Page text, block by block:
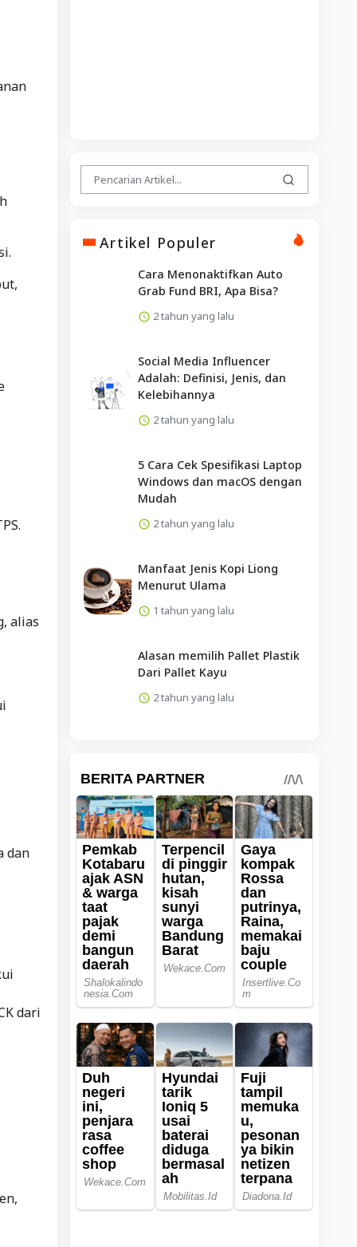
alias
dan
dari
Artikel Populer
Cara Menonaktifkan Auto
Grab Fund BRI, Apa Bisa?
2 tahun yang lalu
Social Media Influencer
Adalah: Definisi, Jenis, dan
Kelebihannya
2 tahun yang lalu
5 Cara Cek Spesifikasi Laptop
Windows dan macOS dengan
Mudah
2 tahun yang lalu
Manfaat Jenis Kopi Liong
Menurut Ulama
1 tahun yang lalu
Alasan memilih Pallet Plastik
Dari Pallet Kayu
2 tahun yang lalu